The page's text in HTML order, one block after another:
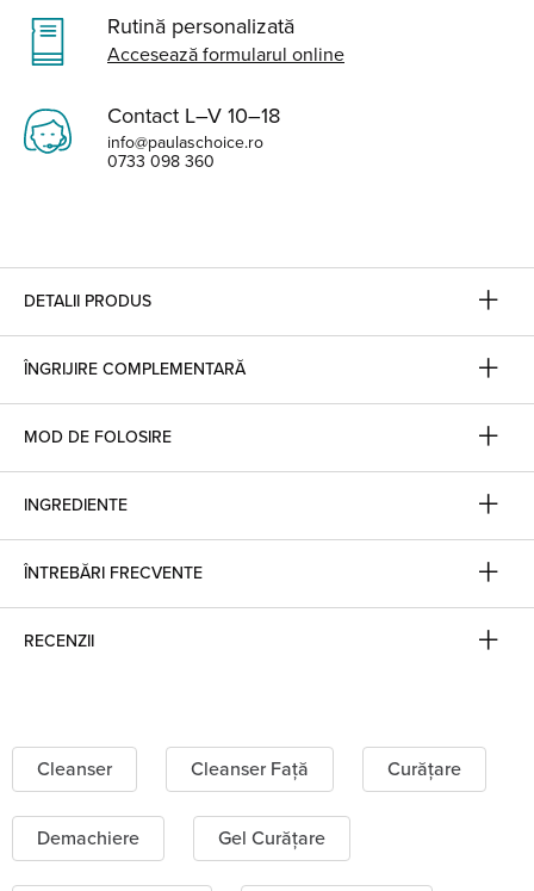
Rutină personalizată
Accesează formularul online
Contact L–V 10–18
info@paulaschoice.ro
0733 098 360
DETALII PRODUS
ÎNGRIJIRE COMPLEMENTARĂ
MOD DE FOLOSIRE
INGREDIENTE
ÎNTREBĂRI FRECVENTE
RECENZII
Cleanser Cleanser Față Curățare
Demachiere Gel Curățare